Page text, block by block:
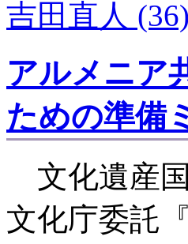
吉田直人 (36)
アルメニア
ための準備
文化遺産
文化庁委託